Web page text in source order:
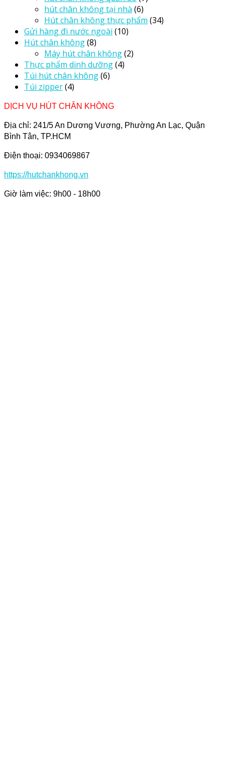
hút chân không tại nhà (6)
Hút chân không thực phẩm (34)
Gửi hàng đi nước ngoài (10)
Hút chân không(8)
Máy hút chân không(2)
Thực phẩm dinh dưỡng(4)
Túi hút chân không(6)
Túi zipper(4)
DỊCH VỤ HÚT CHÂN KHÔNG
Địa chỉ: 241/5 An Dương Vương, Phường An Lạc, Quận
Bình Tân, TP.HCM
Điện thoại: 0934069867
https://hutchankhong.vn
Giờ làm việc: 9h00 - 18h00